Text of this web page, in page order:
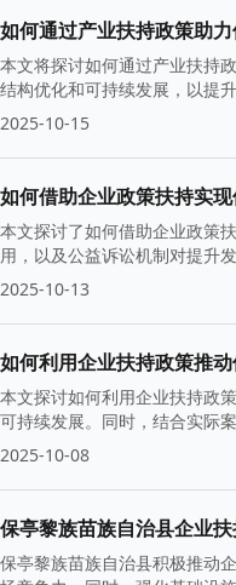
如何通过产业扶持政策助
本文将探讨如何通过产业扶持
结构优化和可持续发展，以提
2025-10-15
如何借助企业政策扶持实
本文探讨了如何借助企业政策
用，以及公益诉讼机制对提升
2025-10-13
如何利用企业扶持政策推
本文探讨如何利用企业扶持政
可持续发展。同时，结合实际
2025-10-08
保亭黎族苗族自治县企业
保亭黎族苗族自治县积极推动